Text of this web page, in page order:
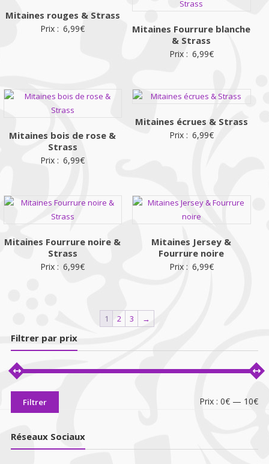
Mitaines rouges & Strass
Prix : 6,99€
Mitaines Fourrure blanche
& Strass
Prix : 6,99€
Mitaines bois de rose &
Strass
Prix : 6,99€
Mitaines écrues & Strass
Prix : 6,99€
Mitaines Fourrure noire &
Strass
Prix : 6,99€
Mitaines Jersey &
Fourrure noire
Prix : 6,99€
1 2 3 →
Filtrer par prix
Filtrer Prix :0€ — 10€
Réseaux Sociaux